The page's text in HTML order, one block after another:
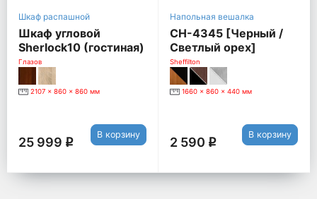
Шкаф распашной
Шкаф угловой
Sherlock10 (гостиная)
с зеркалом, дуб
сонома
Глазов
2107 x 860 x 860 мм
25 999 q
В корзину
Напольная вешалка
CH-4345 [Черный /
Светлый орех]
Sheffilton
1660 x 860 x 440 мм
2 590 q
В корзину